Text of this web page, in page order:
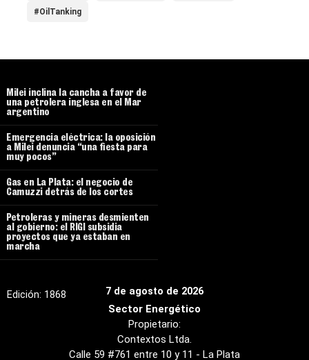
#OilTanking
7 de agosto de 2026
Edición: 1868
Sector Energético
Propietario:
Contextos Ltda.
Calle 59 #761 entre 10 y 11 - La Plata
Milei inclina la cancha a favor de
una petrolera inglesa en el Mar
argentino
Emergencia eléctrica: la oposición
a Milei denuncia “una fiesta para
muy pocos”
Gas en La Plata: el negocio de
Camuzzi detrás de los cortes
Petroleras y mineras desmienten
al gobierno: el RIGI subsidia
proyectos que ya estaban en
marcha